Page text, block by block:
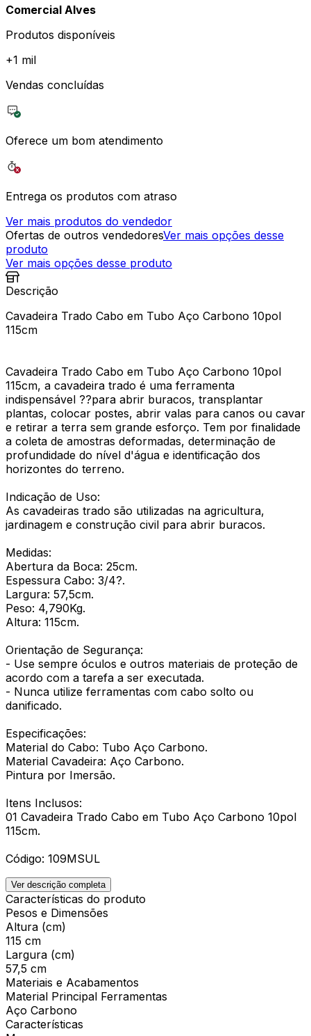
Comercial Alves
Produtos disponíveis
+1 mil
Vendas concluídas
Oferece um bom atendimento
Entrega os produtos com atraso
Ver mais produtos do vendedor
Ofertas de outros vendedoresVer mais opções desse
produto
Ver mais opções desse produto
Descrição
Cavadeira Trado Cabo em Tubo Aço Carbono 10pol
115cm
Cavadeira Trado Cabo em Tubo Aço Carbono 10pol
115cm, a cavadeira trado é uma ferramenta
indispensável ??para abrir buracos, transplantar
plantas, colocar postes, abrir valas para canos ou cavar
e retirar a terra sem grande esforço. Tem por finalidade
a coleta de amostras deformadas, determinação de
profundidade do nível d'água e identificação dos
horizontes do terreno.
Indicação de Uso:
As cavadeiras trado são utilizadas na agricultura,
jardinagem e construção civil para abrir buracos.
Medidas:
Abertura da Boca: 25cm.
Espessura Cabo: 3/4?.
Largura: 57,5cm.
Peso: 4,790Kg.
Altura: 115cm.
Orientação de Segurança:
- Use sempre óculos e outros materiais de proteção de
acordo com a tarefa a ser executada.
- Nunca utilize ferramentas com cabo solto ou
danificado.
Especificações:
Material do Cabo: Tubo Aço Carbono.
Material Cavadeira: Aço Carbono.
Pintura por Imersão.
Itens Inclusos:
01 Cavadeira Trado Cabo em Tubo Aço Carbono 10pol
115cm.
Código: 109MSUL
Ver descrição completa
Características do produto
Pesos e Dimensões
Altura (cm)
115 cm
Largura (cm)
57,5 cm
Materiais e Acabamentos
Material Principal Ferramentas
Aço Carbono
Características